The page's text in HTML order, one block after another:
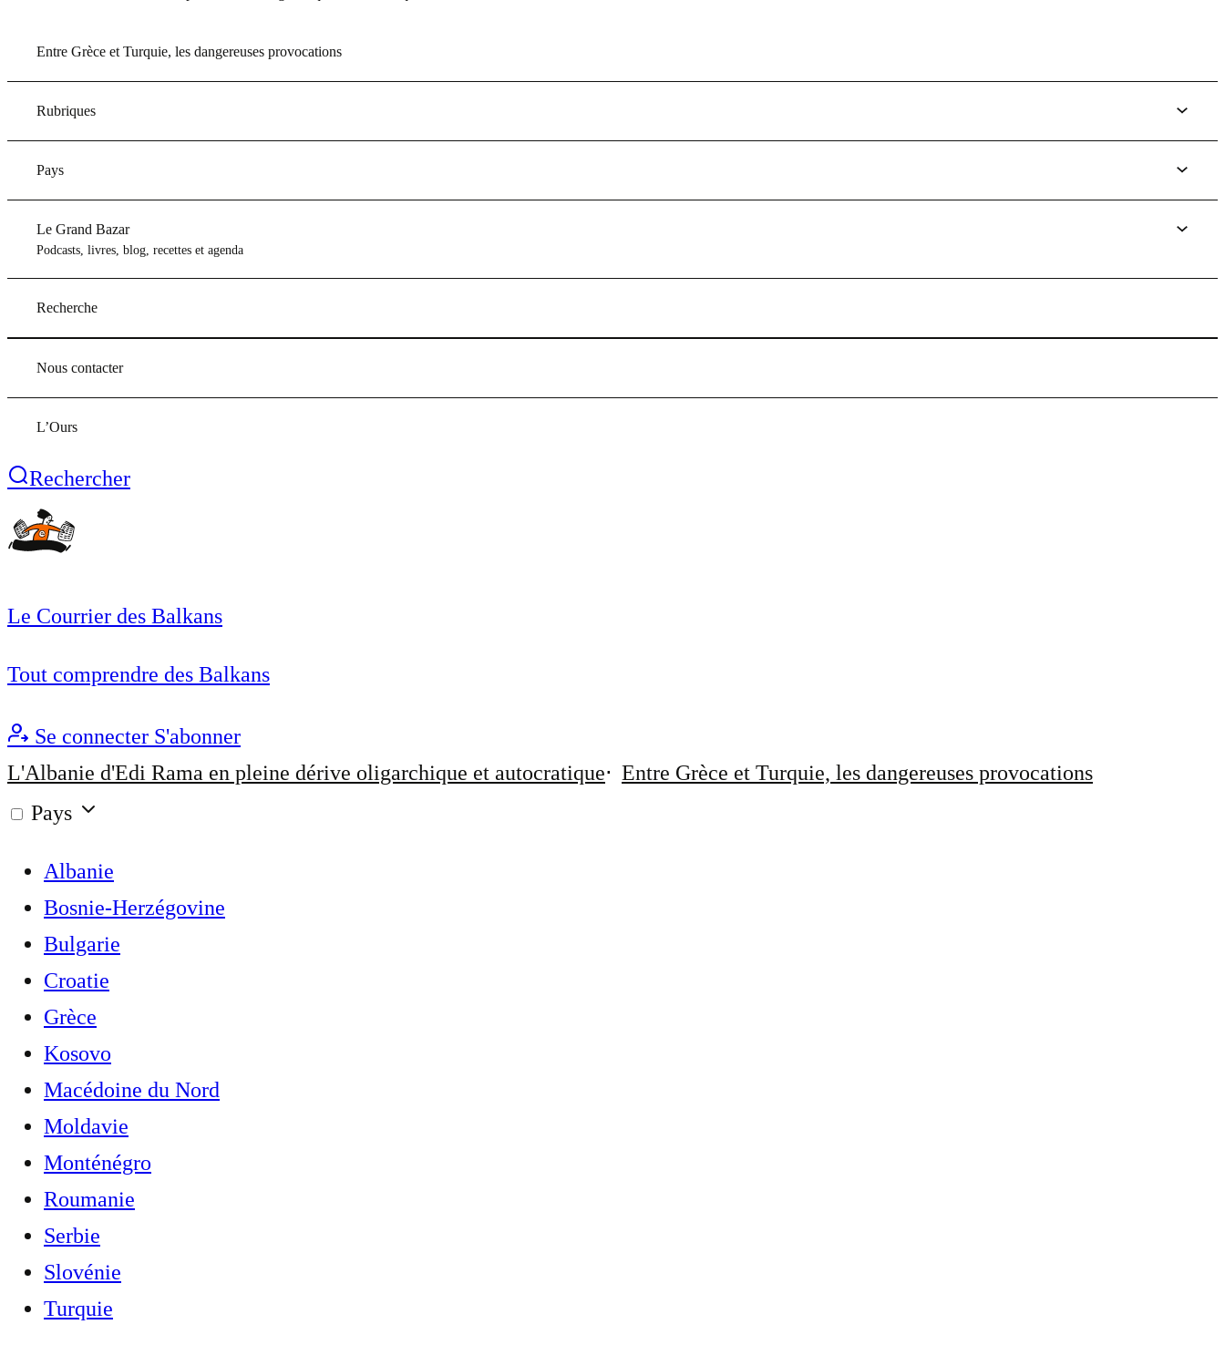
Entre Grèce et Turquie, les dangereuses provocations
Rubriques
Pays
Le Grand Bazar
Podcasts, livres, blog, recettes et agenda
Recherche
Nous contacter
L’Ours
Rechercher
Le Courrier des Balkans
Tout comprendre des Balkans
Se connecter S'abonner
L'Albanie d'Edi Rama en pleine dérive oligarchique et autocratique
Entre Grèce et Turquie, les dangereuses provocations
Pays
Albanie
Bosnie-Herzégovine
Bulgarie
Croatie
Grèce
Kosovo
Macédoine du Nord
Moldavie
Monténégro
Roumanie
Serbie
Slovénie
Turquie